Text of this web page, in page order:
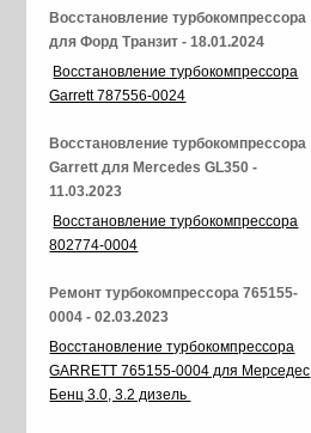
Восстановление турбокомпрессора
для Форд Транзит - 18.01.2024
Восстановление турбокомпрессора
Garrett 787556-0024
Восстановление турбокомпрессора
Garrett для Mercedes GL350 -
11.03.2023
Восстановление турбокомпрессора
802774-0004
Ремонт турбокомпрессора 765155-
0004 - 02.03.2023
Восстановление турбокомпрессора
GARRETT 765155-0004 для Мерседес
Бенц 3.0, 3.2 дизель